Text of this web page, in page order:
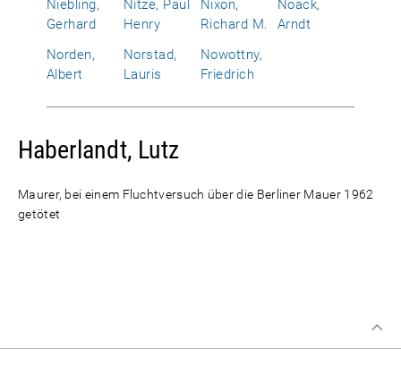
Niebling,
Gerhard
Nitze, Paul
Henry
Nixon,
Richard M.
Noack,
Arndt
Norden,
Albert
Norstad,
Lauris
Nowottny,
Friedrich
Haberlandt, Lutz
Maurer, bei einem Fluchtversuch über die Berliner Mauer 1962
getötet